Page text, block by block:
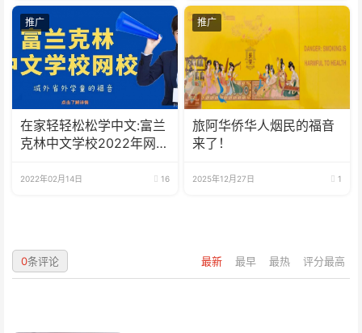
推广
在家轻轻松松学中文:富兰
克林中文学校2022年网校
2022年02月14日 16
推广
旅阿华侨华人烟民的福音
来了！
2025年12月27日 1
最新 最早 最热 评分最高
0条评论